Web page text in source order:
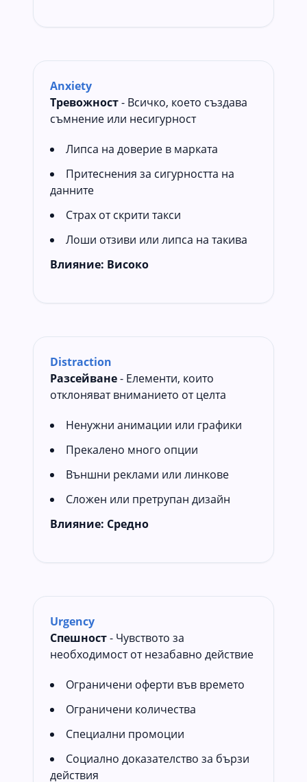
Anxiety
Тревожност- Всичко, което създава
съмнение или несигурност
Липса на доверие в марката
Притеснения за сигурността на
данните
Страх от скрити такси
Лоши отзиви или липса на такива
Влияние: Високо
Distraction
Разсейване- Елементи, които
отклоняват вниманието от целта
Ненужни анимации или графики
Прекалено много опции
Външни реклами или линкове
Сложен или претрупан дизайн
Влияние: Средно
Urgency
Спешност- Чувството за
необходимост от незабавно действие
Ограничени оферти във времето
Ограничени количества
Специални промоции
Социално доказателство за бързи
действия